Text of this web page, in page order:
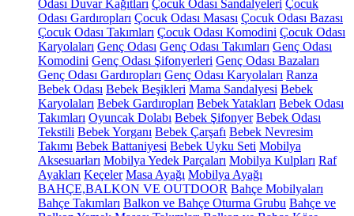
Odası Duvar Kağıtları Çocuk Odası Sandalyeleri Çocuk
Odası Gardıropları Çocuk Odası Masası Çocuk Odası Bazası
Çocuk Odası Takımları Çocuk Odası Komodini Çocuk Odası
Karyolaları Genç Odası Genç Odası Takımları Genç Odası
Komodini Genç Odası Şifonyerleri Genç Odası Bazaları
Genç Odası Gardıropları Genç Odası Karyolaları Ranza
Bebek Odası Bebek Beşikleri Mama Sandalyesi Bebek
Karyolaları Bebek Gardıropları Bebek Yatakları Bebek Odası
Takımları Oyuncak Dolabı Bebek Şifonyer Bebek Odası
Tekstili Bebek Yorganı Bebek Çarşafı Bebek Nevresim
Takımı Bebek Battaniyesi Bebek Uyku Seti Mobilya
Aksesuarları Mobilya Yedek Parçaları Mobilya Kulpları Raf
Ayakları Keçeler Masa Ayağı Mobilya Ayağı
BAHÇE,BALKON VE OUTDOOR Bahçe Mobilyaları
Bahçe Takımları Balkon ve Bahçe Oturma Grubu Bahçe ve